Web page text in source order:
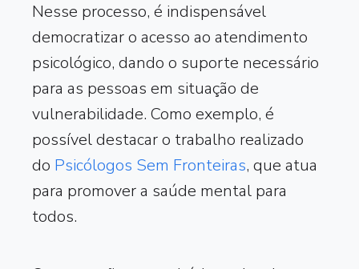
Nesse processo, é indispensável
democratizar o acesso ao atendimento
psicológico, dando o suporte necessário
para as pessoas em situação de
vulnerabilidade. Como exemplo, é
possível destacar o trabalho realizado
do Psicólogos Sem Fronteiras, que atua
para promover a saúde mental para
todos.